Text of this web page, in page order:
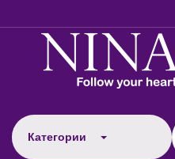
Категории